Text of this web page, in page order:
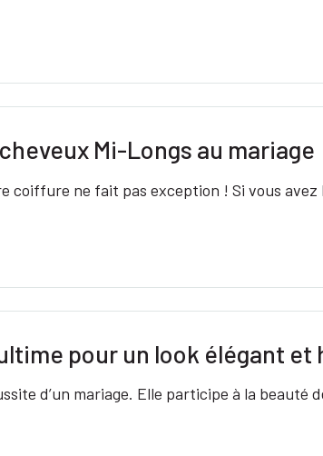
Mi-Longs au mariage
coiffure ne fait pas exception ! Si vous
pour un look élégant et
d’un mariage. Elle participe à la beauté